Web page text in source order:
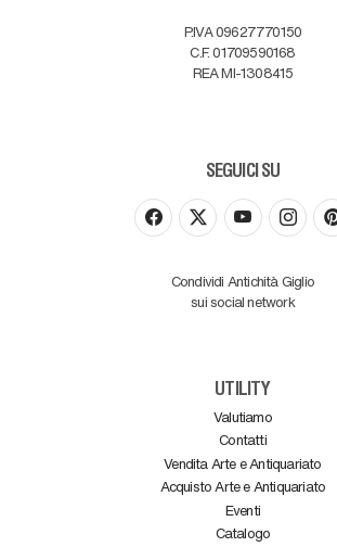
P.IVA 09627770150
C.F. 01709590168
REA MI-1308415
SEGUICI SU
Condividi Antichità Giglio
sui social network
UTILITY
Valutiamo
Contatti
Vendita Arte e Antiquariato
Acquisto Arte e Antiquariato
Eventi
Catalogo